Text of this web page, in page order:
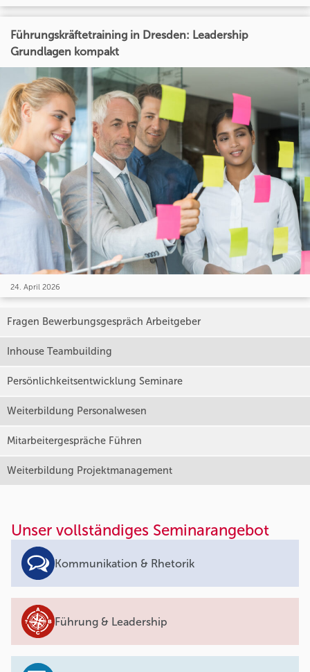
Führungskräftetraining in Dresden: Leadership
Grundlagen kompakt
24. April 2026
Fragen Bewerbungsgespräch Arbeitgeber
Inhouse Teambuilding
Persönlichkeitsentwicklung Seminare
Weiterbildung Personalwesen
Mitarbeitergespräche Führen
Weiterbildung Projektmanagement
Unser vollständiges Seminarangebot
Kommunikation & Rhetorik
Führung & Leadership